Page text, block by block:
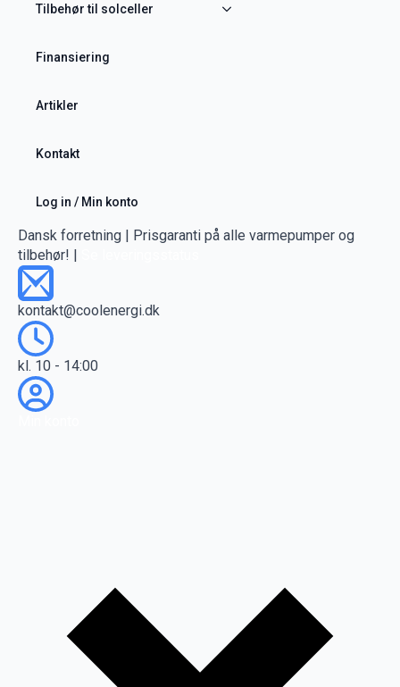
Tilbehør til solceller
Finansiering
Artikler
Kontakt
Log in / Min konto
Dansk forretning | Prisgaranti på alle varmepumper og
tilbehør! |
kontakt@coolenergi.dk
kl. 10 - 14:00